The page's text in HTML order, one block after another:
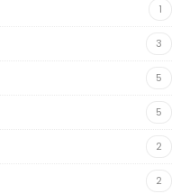
1
3
5
5
2
2